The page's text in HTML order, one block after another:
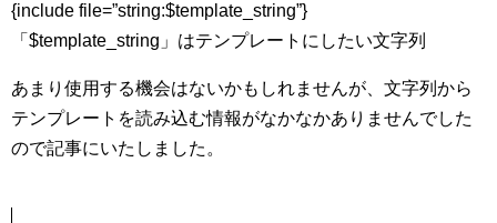
{include file=”string:$template_string”}
「$template_string」はテンプレートにしたい文字列
あまり使用する機会はないかもしれませんが、文字列から
テンプレートを読み込む情報がなかなかありませんでした
ので記事にいたしました。